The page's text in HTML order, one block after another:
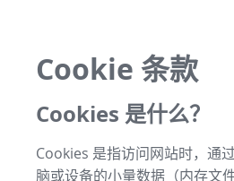
Cookie 条款
Cookies 是什么？
Cookies 是指访问网站时，通
脑或设备的小量数据（内存文